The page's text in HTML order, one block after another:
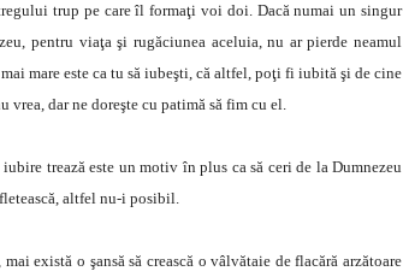
trup pe care îl formaţi voi doi. Dacă numai un singur
pentru viaţa şi rugăciunea aceluia, nu ar pierde neamul
mare este ca tu să iubeşti, că altfel, poţi fi iubită şi de cine
dar ne doreşte cu patimă să fim cu el.
trează este un motiv în plus ca să ceri de la Dumnezeu
altfel nu-i posibil.
există o şansă să crească o vâlvătaie de flacără arzătoare